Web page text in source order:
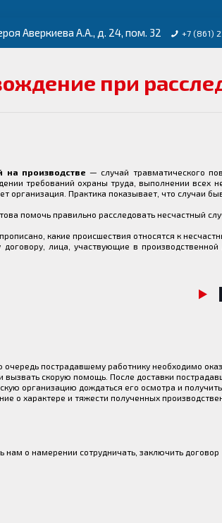
Аверкиева А.А., д. 24, пом. 32 +7 (861)
при
на производстве— случай травматического
требований охраны труда, выполнении всех
организация. Практика показывает, что случаи
помочь правильно расследовать несчастный
какие происшествия относятся к
договору, лица, участвующие в
очередь пострадавшему работнику необходимо
вызвать скорую помощь. После доставки
организацию дождаться его осмотра и
о характере и тяжести полученных
нам о намерении сотрудничать, заключить договор